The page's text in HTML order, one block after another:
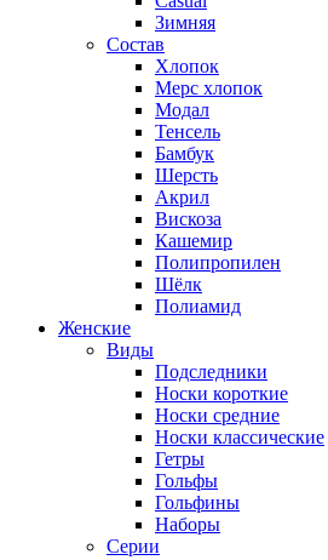
Зимняя
Состав
Хлопок
Мерс хлопок
Модал
Тенсель
Бамбук
Шерсть
Акрил
Вискоза
Кашемир
Полипропилен
Шёлк
Полиамид
Женские
Виды
Подследники
Носки короткие
Носки средние
Носки классические
Гетры
Гольфы
Гольфины
Наборы
Серии